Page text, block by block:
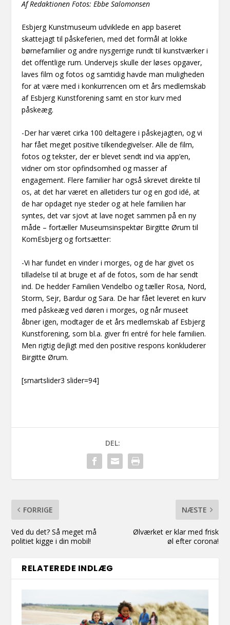
Af Redaktionen Fotos: Ebbe Salomonsen
Esbjerg Kunstmuseum udviklede en app baseret
skattejagt til påskeferien, med det formål at lokke
børnefamilier og andre nysgerrige rundt til kunstværker i
det offentlige rum. Undervejs skulle der løses opgaver,
laves film og fotos og samtidig havde man muligheden
for at være med i konkurrencen om et års medlemskab
af Esbjerg Kunstforening samt en stor kurv med
påskeæg.
-Der har været cirka 100 deltagere i påskejagten, og vi
har fået meget positive tilkendegivelser. Alle de film,
fotos og tekster, der er blevet sendt ind via app’en,
vidner om stor opfindsomhed og masser af
engagement. Flere familier har også skrevet direkte til
os, at det har været en alletiders tur og en god idé, at
de har opdaget nye steder og at hele familien har
syntes, det var sjovt at lave noget sammen på en ny
måde – fortæller Museumsinspektør Birgitte Ørum til
KomEsbjerg og fortsætter:
-Vi har fundet en vinder i morges, og de har givet os
tilladelse til at bruge et af de fotos, som de har sendt
ind. De hedder Familien Vendelbo og tæller Rosa, Nord,
Storm, Sejr, Bardur og Sara. De har fået leveret en kurv
med påskeæg ved døren i morges, og når museet
åbner igen, modtager de et års medlemskab af Esbjerg
Kunstforening, som bl.a. giver fri entré for hele familien.
Men rigtig dejligt med den positive respons konkluderer
Birgitte Ørum.
[smartslider3 slider=94]
DEL:
FORRIGE
Ved du det? Så meget må
politiet kigge i din mobil!
NÆSTE
Ølværket er klar med frisk
øl efter corona!
RELATEREDE INDLÆG